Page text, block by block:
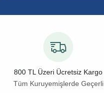
800 TL Üzeri Ücretsiz Kargo
Tüm Kuruyemişlerde Geçerli